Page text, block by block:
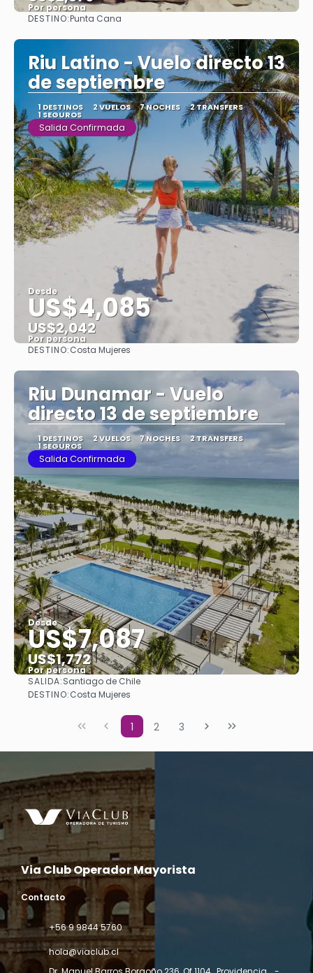
Por persona
DESTINO:Punta Cana
Riu Latino - Vuelo directo 13
de septiembre
1 DESTINOS 2 VUELOS 7 NOCHES 2 TRANSFERS
1 SEGUROS
Salida Confirmada
Desde
US$4,085
US$2,042
Por persona
DESTINO:Costa Mujeres
Riu Dunamar - Vuelo
directo 13 de septiembre
1 DESTINOS 2 VUELOS 7 NOCHES 2 TRANSFERS
1 SEGUROS
Salida Confirmada
Desde
US$7,087
US$1,772
Por persona
SALIDA:Santiago de Chile
DESTINO:Costa Mujeres
1 2 3
Via Club Operador Mayorista
Contacto
+56 9 9844 5760
hola@viaclub.cl